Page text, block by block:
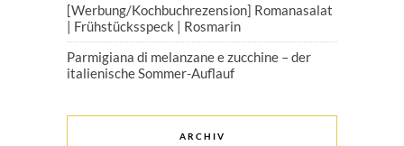
[Werbung/Kochbuchrezension] Romanasalat
| Frühstücksspeck | Rosmarin
Parmigiana di melanzane e zucchine – der
italienische Sommer-Auflauf
ARCHIV